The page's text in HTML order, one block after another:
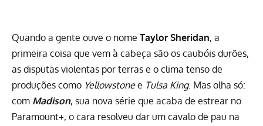
Quando a gente ouve o nome Taylor Sheridan, a
primeira coisa que vem à cabeça são os caubóis durões,
as disputas violentas por terras e o clima tenso de
produções como Yellowstonee Tulsa King. Mas olha só:
com Madison, sua nova série que acaba de estrear no
Paramount+, o cara resolveu dar um cavalo de pau na